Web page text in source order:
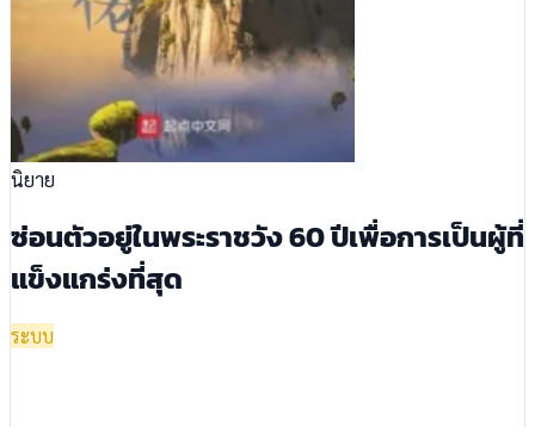
นิยาย
ซ่อนตัวอยู่ในพระราชวัง 60 ปีเพื่อการเป็นผู้ที่
แข็งแกร่งที่สุด
ระบบ